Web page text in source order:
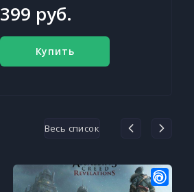
399 руб.
Купить
Весь список